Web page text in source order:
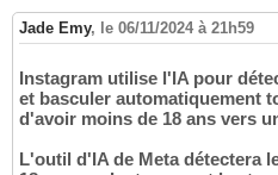
Jade Emy, le 06/11/2024 à 21h59
Instagram utilise l'IA pour
et basculer automatiquement
d'avoir moins de 18 ans vers
L'outil d'IA de Meta détectera